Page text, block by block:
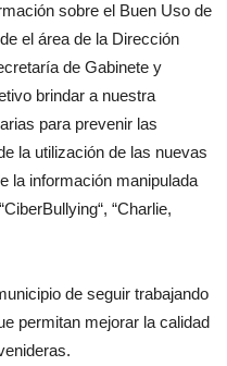
sobre el Buen Uso de
el área de la Dirección
de Gabinete y
brindar a nuestra
para prevenir las
la utilización de las nuevas
la información manipulada
“Charlie,
de seguir trabajando
permitan mejorar la calidad